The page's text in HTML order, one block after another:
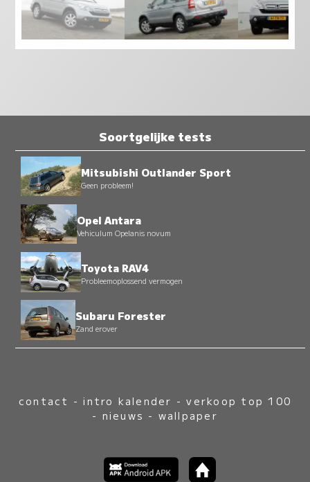
Soortgelijke tests
Mitsubishi Outlander Sport
Geen probleem!
Opel Antara
Vehiculum Opelanis novum
Toyota RAV4
Probleemoplossend vermogen
Subaru Forester
Zand erover
contact -intro kalender -verkoop top 100
- nieuws - wallpaper